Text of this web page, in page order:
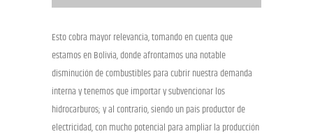
Esto cobra mayor relevancia, tomando en cuenta que
estamos en Bolivia, donde afrontamos una notable
disminución de combustibles para cubrir nuestra demanda
interna y tenemos que importar y subvencionar los
hidrocarburos; y al contrario, siendo un país productor de
electricidad, con mucho potencial para ampliar la producción